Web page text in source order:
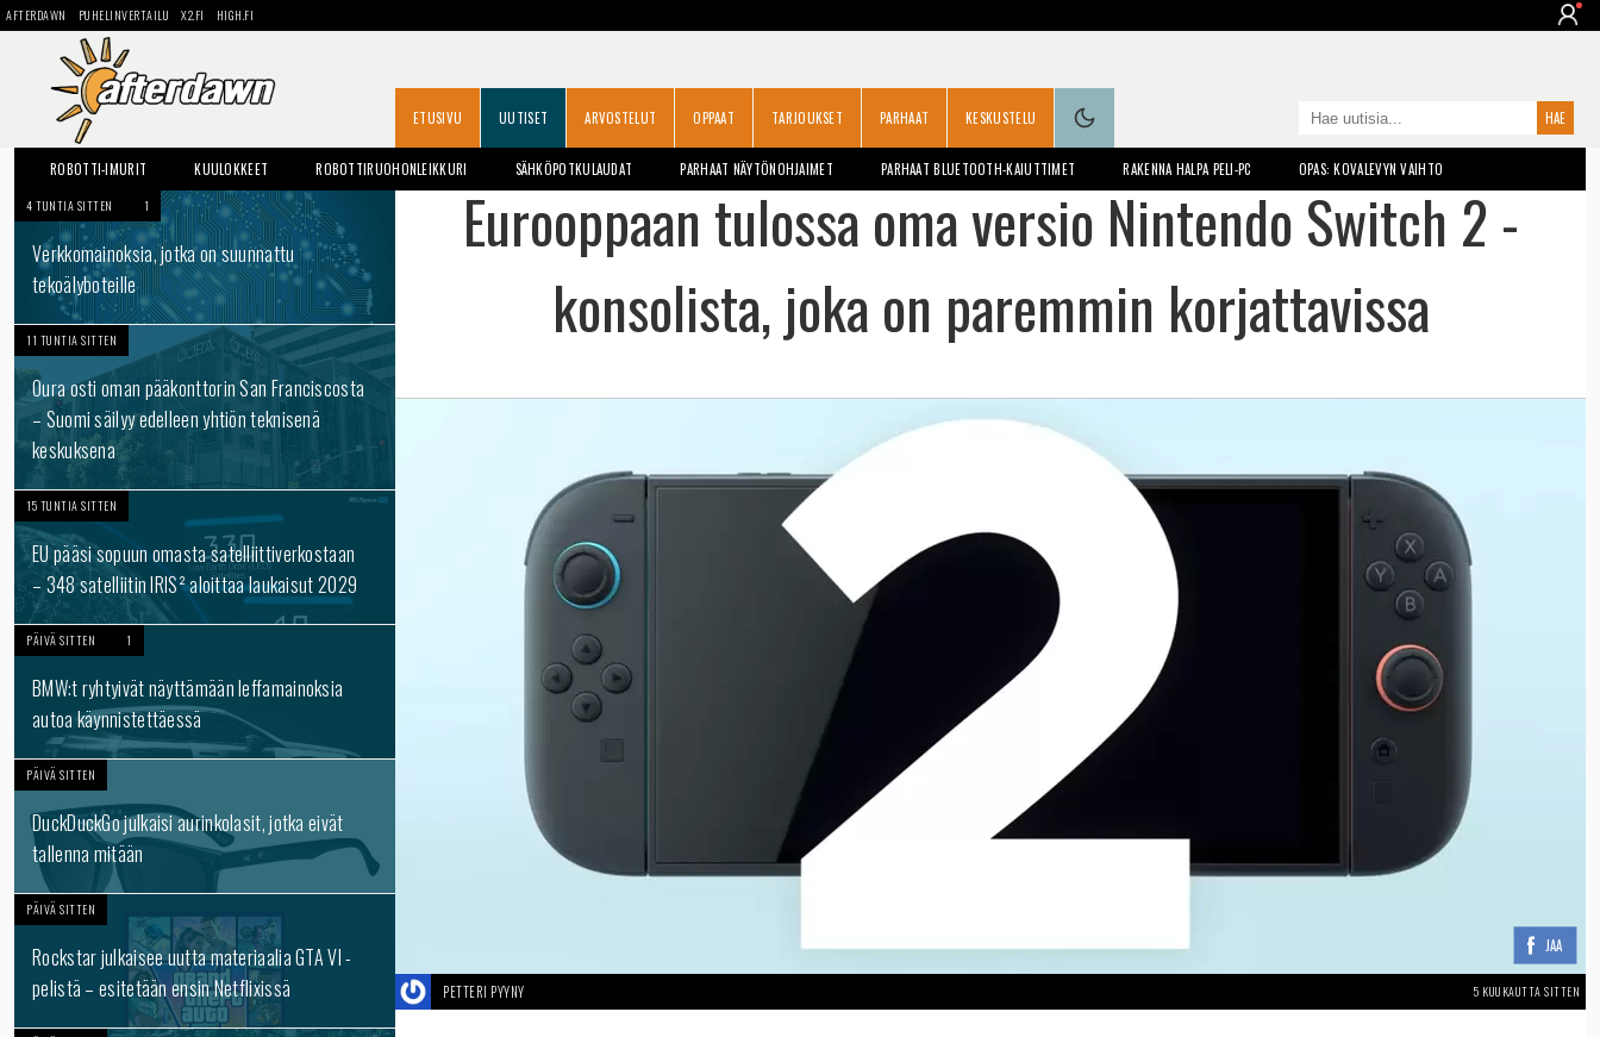
AFTERDAWN PUHELINVERTAILU X2.FI HIGH.FI
ETUSIVU UUTISET ARVOSTELUT OPPAAT TARJOUKSET PARHAAT KESKUSTELU
ROBOTTI-IMURIT KUULOKKEET ROBOTTIRUOHONLEIKKURI SÄHKÖPOTKULAUDAT PARHAAT NÄYTÖNOHJAIMET PARHAAT BLUETOOTH-KAIUTTIMET RAKENNA HALPA PELI-PC OPAS: KOVALEVYN VAIHTO
4 TUNTIA SITTEN 1
Verkkomainoksia, jotka on suunnattu
tekoälyboteille
11 TUNTIA SITTEN
Oura osti oman pääkonttorin San Franciscosta
– Suomi säilyy edelleen yhtiön teknisenä
keskuksena
15 TUNTIA SITTEN
EU pääsi sopuun omasta satelliittiverkostaan
– 348 satelliitin IRIS² aloittaa laukaisut 2029
PÄIVÄ SITTEN 1
BMW:t ryhtyivät näyttämään leffamainoksia
autoa käynnistettäessä
PÄIVÄ SITTEN
DuckDuckGo julkaisi aurinkolasit, jotka eivät
tallenna mitään
PÄIVÄ SITTEN
Rockstar julkaisee uutta materiaalia GTA VI -
pelistä – esitetään ensin Netflixissä
Eurooppaan tulossa oma versio Nintendo Switch 2 -
konsolista, joka on paremmin korjattavissa
JAA
PETTERI PYYNY 5 KUUKAUTTA SITTEN